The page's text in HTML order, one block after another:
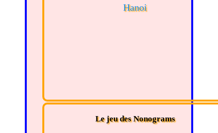
Hanoi
Le jeu des Nonograms